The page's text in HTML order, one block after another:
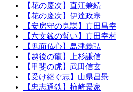
【花の慶次】直江兼続
【花の慶次】伊達政宗
【安房守の鬼謀】真田昌幸
【六文銭の誓い】真田幸村
【鬼面仏心】島津義弘
【越後の龍】上杉謙信
【甲斐の虎】武田信玄
【受け継ぐ志】山県昌景
【忠志通鉄】柿崎景家